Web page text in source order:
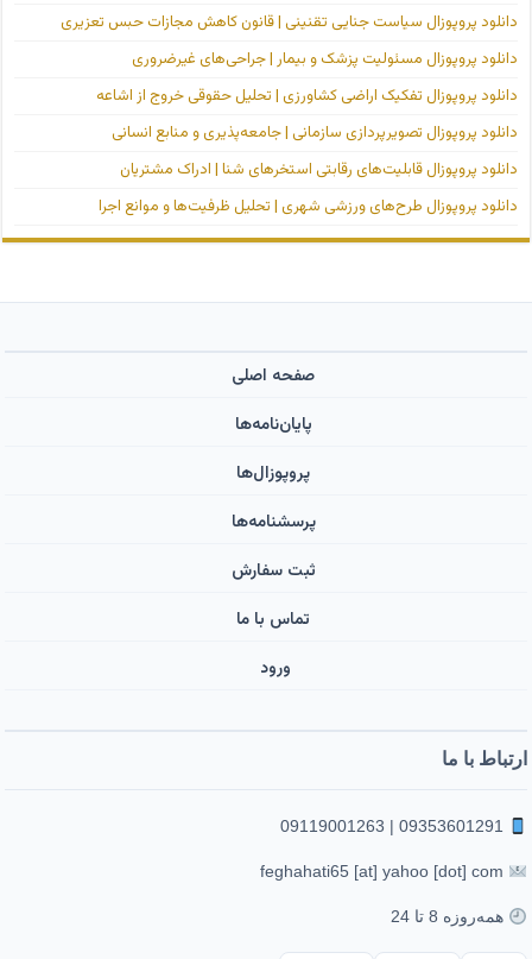
دانلود پروپوزال سیاست جنایی تقنینی | قانون کاهش مجازات حبس تعزیری
دانلود پروپوزال مسئولیت پزشک و بیمار | جراحی‌های غیرضروری
دانلود پروپوزال تفکیک اراضی کشاورزی | تحلیل حقوقی خروج از اشاعه
دانلود پروپوزال تصویرپردازی سازمانی | جامعه‌پذیری و منابع انسانی
دانلود پروپوزال قابلیت‌های رقابتی استخرهای شنا | ادراک مشتریان
دانلود پروپوزال طرح‌های ورزشی شهری | تحلیل ظرفیت‌ها و موانع اجرا
صفحه اصلی
پایان‌نامه‌ها
پروپوزال‌ها
پرسشنامه‌ها
ثبت سفارش
تماس با ما
ورود ‌
ارتباط با ما
همه‌روزه 8 تا 24